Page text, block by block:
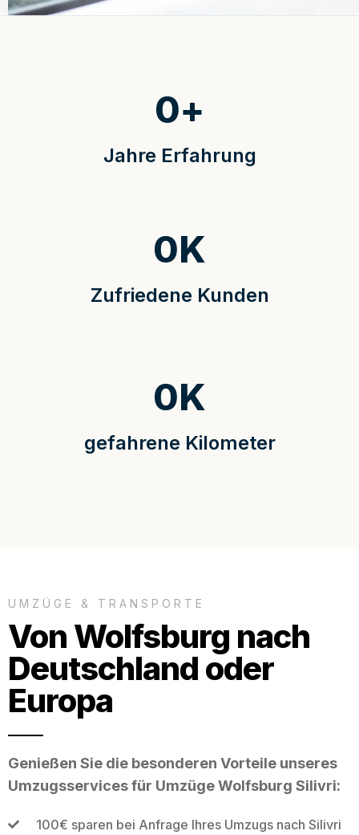
Jahre Erfahrung
0+
Zufriedene Kunden
0K
gefahrene Kilometer
0K
UMZÜGE & TRANSPORTE
Von Wolfsburg nach
Deutschland oder
Europa
Genießen Sie die besonderen Vorteile unseres
Umzugsservices für Umzüge Wolfsburg Silivri:
100€ sparen bei Anfrage Ihres Umzugs nach Silivri